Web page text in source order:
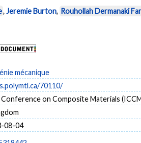
,Jeremie Burton, Rouhollah Dermanaki
mécanique
70110/
on Composite Materials
08-04